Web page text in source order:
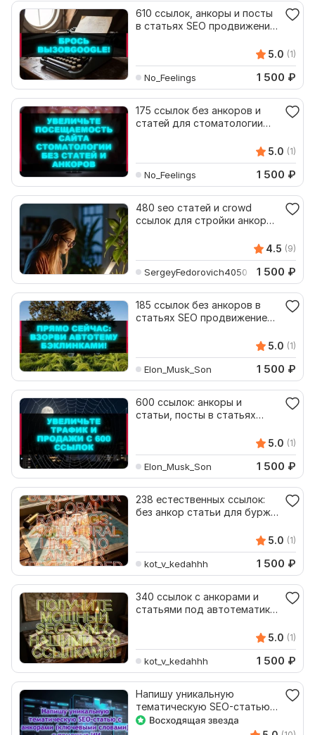
610 ссылок, анкоры и посты
в статьях SEO продвижение
5.0 (1)
No_Feelings 1 500 ₽
175 ссылок без анкоров и
статей для стоматологии
5.0 (1)
No_Feelings 1 500 ₽
480 seo статей и crowd
ссылок для стройки анкор
4.5 (9)
SergeyFedorovich4050 1 500 ₽
185 ссылок без анкоров в
статьях SEO продвижение
5.0 (1)
Elon_Musk_Son 1 500 ₽
600 ссылок: анкоры и
статьи, посты в статьях
5.0 (1)
Elon_Musk_Son 1 500 ₽
238 естественных ссылок:
без анкор статьи для бурж
5.0 (1)
kot_v_kedahhh 1 500 ₽
340 ссылок с анкорами и
статьями под автотематику
5.0 (1)
kot_v_kedahhh 1 500 ₽
Напишу уникальную
тематическую SEO-статью с
анкорами с помощью ИИ